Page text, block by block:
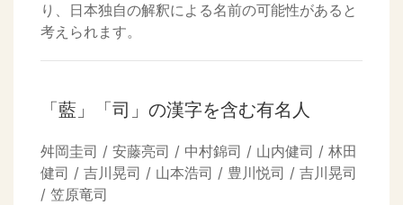
り、日本独自の解釈による名前の可能性があると
考えられます。
「藍」「司」の漢字を含む有名人
舛岡圭司 / 安藤亮司 / 中村錦司 / 山内健司 / 林田
健司 / 吉川晃司 / 山本浩司 / 豊川悦司 / 吉川晃司
/ 笠原竜司